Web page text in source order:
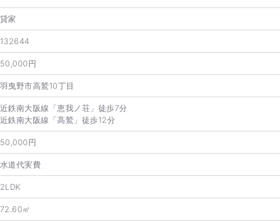
貸家
132644
50,000円
羽曳野市高鷲10丁目
近鉄南大阪線「恵我ノ荘」徒歩7分
近鉄南大阪線「高鷲」徒歩12分
50,000円
水道代実費
2LDK
72.60㎡